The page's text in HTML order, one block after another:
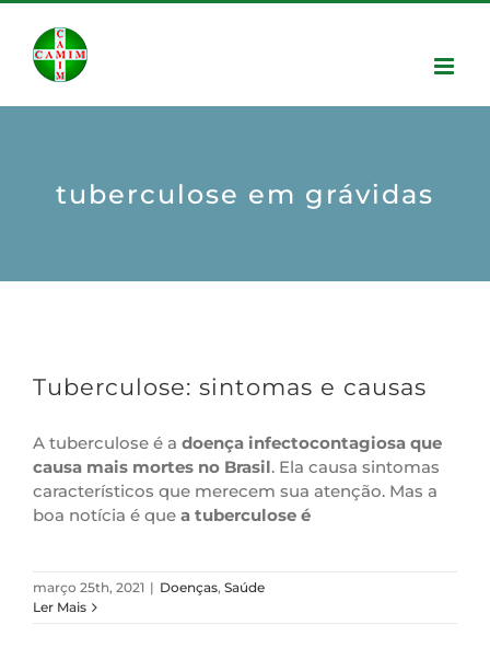
tuberculose em grávidas
Tuberculose: sintomas e causas
A tuberculose é a doença infectocontagiosa que
causa mais mortes no Brasil. Ela causa sintomas
característicos que merecem sua atenção. Mas a
boa notícia é que a tuberculose é
março 25th, 2021 | Doenças, Saúde
Ler Mais